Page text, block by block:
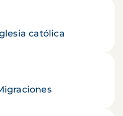
católica